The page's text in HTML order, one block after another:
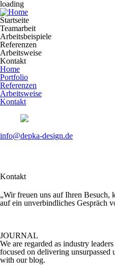
loading
Startseite
Teamarbeit
Arbeitsbeispiele
Referenzen
Arbeitsweise
Kontakt
Home
Portfolio
Referenzen
Arbeitsweise
Kontakt
info@depka-design.de
Kontakt
„Wir freuen uns auf Ihren Besuch,
auf ein unverbindliches Gespräch
JOURNAL
We are regarded as industry
focused on delivering unsurpassed
with our blog.